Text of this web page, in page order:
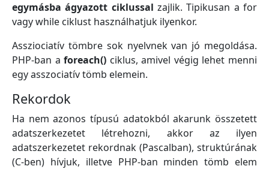
egymásba ágyazott ciklussal zajlik. Tipikusan a for
vagy while ciklust használhatjuk ilyenkor.
Assziociatív tömbre sok nyelvnek van jó megoldása.
PHP-ban aforeach() ciklus, amivel végig lehet menni
egy asszociatív tömb elemein.
Rekordok
Ha nem azonos típusú adatokból akarunk összetett
adatszerkezetet létrehozni, akkor az ilyen
adatszerkezetet rekordnak (Pascalban), struktúrának
(C-ben) hívjuk, illetve PHP-ban minden tömb elem